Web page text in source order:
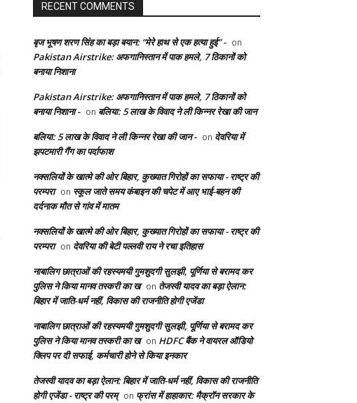
RECENT COMMENTS
बृज भूषण शरण सिंह का बड़ा बयान: “मेरे हाथ से एक हत्या हुई” - on
Pakistan Airstrike: अफगानिस्तान में पाक हमले, 7 ठिकानों को
बनाया निशाना
Pakistan Airstrike: अफगानिस्तान में पाक हमले, 7 ठिकानों को
बनाया निशाना - on बलिया: 5 लाख के विवाद ने ली किन्नर रेखा की जान
बलिया: 5 लाख के विवाद ने ली किन्नर रेखा की जान - on देवरिया में
झपटमारी गैंग का पर्दाफाश
नक्सलियों के खात्मे की ओर बिहार, कुख्यात गिरोहों का सफाया - राष्ट्र की
परम्परा on स्कूल जाते समय कंबाइन की चपेट में आए भाई-बहन की
दर्दनाक मौत से गांव में मातम
नक्सलियों के खात्मे की ओर बिहार, कुख्यात गिरोहों का सफाया - राष्ट्र की
परम्परा on देवरिया की बेटी पल्लवी राय ने रचा इतिहास
नाबालिग छात्राओं की रहस्यमयी गुमशुदगी सुलझी, पूर्णिया से बरामद कर
पुलिस ने किया मानव तस्करी का ख on तेजस्वी यादव का बड़ा ऐलान:
बिहार में जाति-धर्म नहीं, विकास की राजनीति होगी एजेंडा
नाबालिग छात्राओं की रहस्यमयी गुमशुदगी सुलझी, पूर्णिया से बरामद कर
पुलिस ने किया मानव तस्करी का ख on HDFC बैंक ने वायरल ऑडियो
क्लिप पर दी सफाई, कर्मचारी होने से किया इनकार
तेजस्वी यादव का बड़ा ऐलान: बिहार में जाति-धर्म नहीं, विकास की राजनीति
होगी एजेंडा - राष्ट्र की परम् on फ्रांस में हाहाकार: मैक्रॉन सरकार के